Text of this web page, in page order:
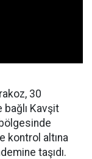
30
Kavşit
bölgesinde
kontrol altına
taşıdı.